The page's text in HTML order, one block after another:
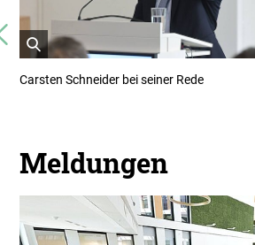
Vorheriges
Bild
Darstellung
Carsten Schneider bei seiner Rede
Meldungen